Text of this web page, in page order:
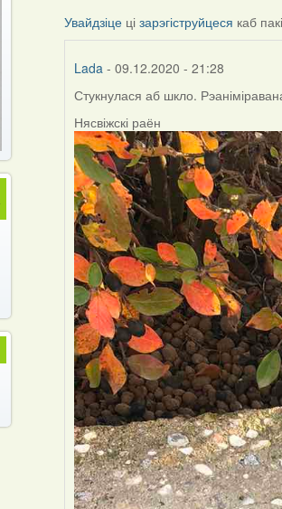
Увайдзіце цізарэгіструйцеся каб
Lada - 09.12.2020 - 21:28
Стукнулася аб шкло.
Нясвіжскі раён